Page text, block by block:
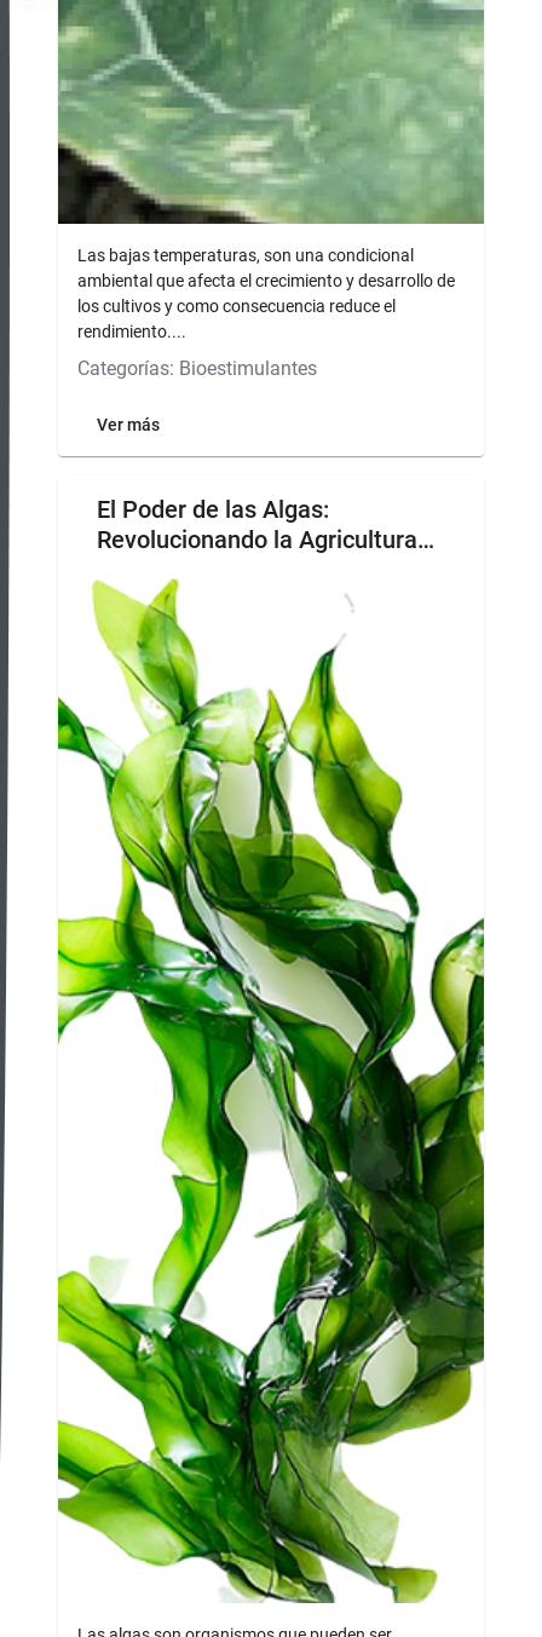
Las bajas temperaturas, son una condicional
ambiental que afecta el crecimiento y desarrollo de
los cultivos y como consecuencia reduce el
rendimiento....
Categorías: Bioestimulantes
Ver más
El Poder de las Algas:
Revolucionando la Agricultura